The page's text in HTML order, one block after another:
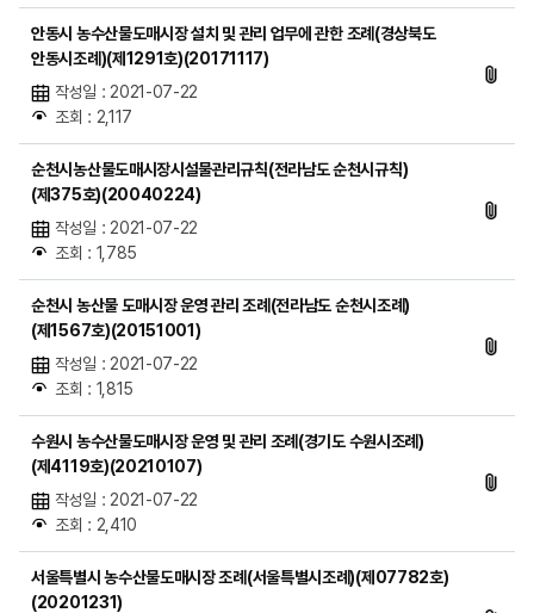
안동시 농수산물도매시장 설치 및 관리 업무에 관한 조례(경상북도
안동시조례)(제1291호)(20171117)
작성일 : 2021-07-22
조회 : 2,117
순천시농산물도매시장시설물관리규칙(전라남도 순천시규칙)
(제375호)(20040224)
작성일 : 2021-07-22
조회 : 1,785
순천시 농산물 도매시장 운영 관리 조례(전라남도 순천시조례)
(제1567호)(20151001)
작성일 : 2021-07-22
조회 : 1,815
수원시 농수산물도매시장 운영 및 관리 조례(경기도 수원시조례)
(제4119호)(20210107)
작성일 : 2021-07-22
조회 : 2,410
서울특별시 농수산물도매시장 조례(서울특별시조례)(제07782호)
(20201231)